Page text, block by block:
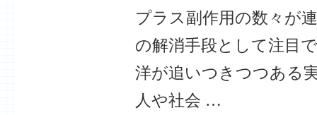
プラス副作用の数々が
の解消手段として注目
洋が追いつきつつある
人や社会 …